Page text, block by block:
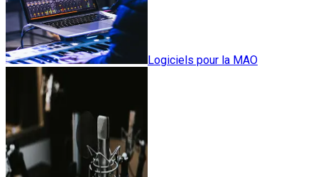
Logiciels pour la MAO